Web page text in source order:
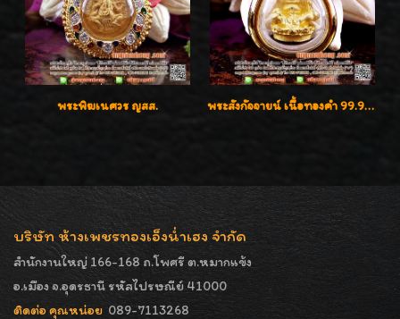
พระพิฆเนศวร ญสส. พระสังกัจจายน์ เนื้อทองคำ 99.99%
บริษัท ห้างเพชรทองเอ็งน่ำเฮง จำกัด
สำนักงานใหญ่ 166-168 ถ.โพศรี ต.หมากแข้ง
อ.เมือง จ.อุดรธานี รหัสไปรษณีย์ 41000
ติดต่อ คุณหน่อย 089-7113268